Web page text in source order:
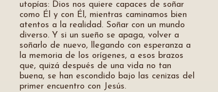
utopías: Dios nos quiere capaces de soñar
como Él y con Él, mientras caminamos bien
atentos a la realidad. Soñar con un mundo
diverso. Y si un sueño se apaga, volver a
soñarlo de nuevo, llegando con esperanza a
la memoria de los orígenes, a esos brazos
que, quizá después de una vida no tan
buena, se han escondido bajo las cenizas del
primer encuentro con Jesús.